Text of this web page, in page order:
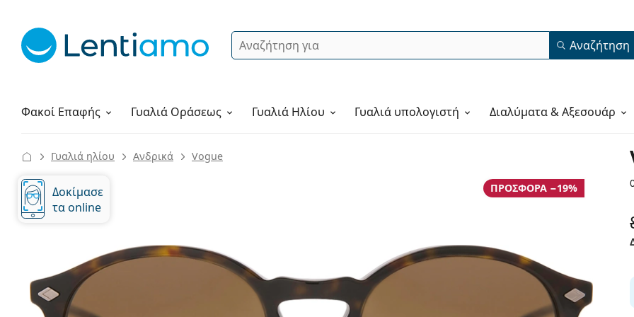
Αναζήτηση Αναζήτηση
Φακοί Επαφής
Υγρά φακών ΓυαλιάΟράσεως Γυαλιά Ηλίου Γυαλιά υπολογιστή Διαλύματα & Αξεσουάρ
Πώς να παραγγείλετε
Γυαλιά ηλίου Ανδρικά Vogue
ΠΡΟΣΦΟΡΆ −19%
Δοκίμασε
τα online